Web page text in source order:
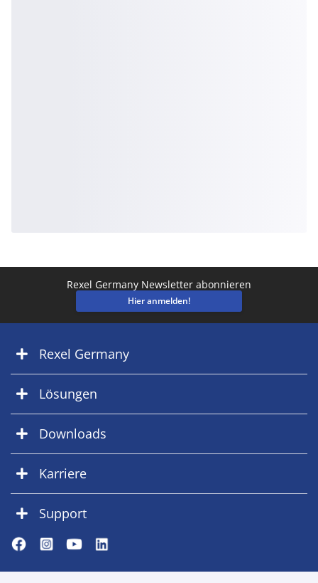
Rexel Germany Newsletter abonnieren
Hier anmelden!
Rexel Germany
Lösungen
Downloads
Karriere
Support